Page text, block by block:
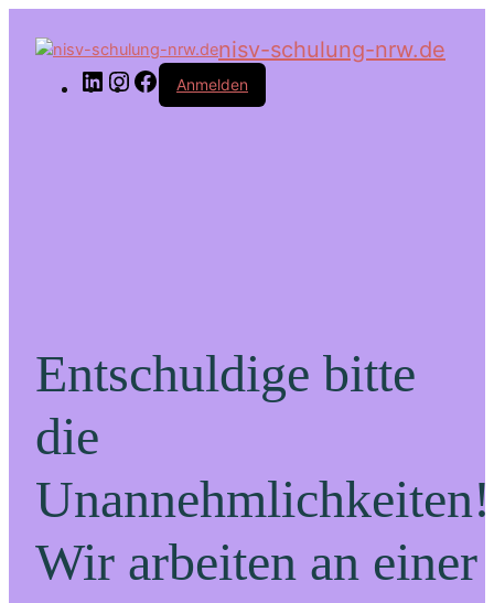
nisv-schulung-nrw.de
LinkedIn
Instagram
Facebook
Anmelden
Entschuldige bitte
die
Unannehmlichkeiten!
Wir arbeiten an einer